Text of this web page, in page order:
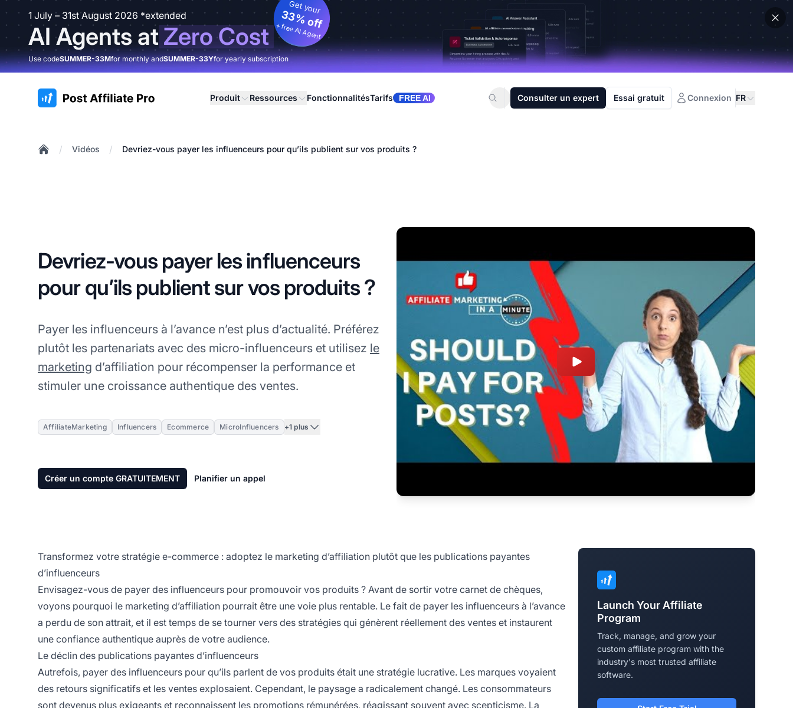
1 July – 31st August 2026 *extended
AI Agents atZero Cost
Get your
33% off
+ free AI Agent
Use codeSUMMER-33Mfor monthly andSUMMER-33Yfor yearly subscription
:site.title Produit Ressources FonctionnalitésTarifs FREE AI Consulter un expert Essai gratuit Connexion FR
/ Vidéos / Devriez-vous payer les influenceurs pour qu’ils publient sur vos produits ?
Devriez-vous payer les influenceurs
pour qu’ils publient sur vos produits ?
Payer les influenceurs à l’avance n’est plus d’actualité. Préférez
plutôt les partenariats avec des micro-influenceurs et utilisez le
marketing d’affiliation pour récompenser la performance et
stimuler une croissance authentique des ventes.
AffiliateMarketing Influencers Ecommerce MicroInfluencers +1 plus
Créer un compte GRATUITEMENT Planifier un appel
Transformez votre stratégie e-commerce : adoptez le marketing d’affiliation plutôt que les publications payantes
d’influenceurs
Envisagez-vous de payer des influenceurs pour promouvoir vos produits ? Avant de sortir votre carnet de chèques,
voyons pourquoi le marketing d’affiliation pourrait être une voie plus rentable. Le fait de payer les influenceurs à l’avance
a perdu de son attrait, et il est temps de se tourner vers des stratégies qui génèrent réellement des ventes et instaurent
une confiance authentique auprès de votre audience.
Le déclin des publications payantes d’influenceurs
Autrefois, payer des influenceurs pour qu’ils parlent de vos produits était une stratégie lucrative. Les marques voyaient
des retours significatifs et les ventes explosaient. Cependant, le paysage a radicalement changé. Les consommateurs
sont devenus plus exigeants et reconnaissent les promotions rémunérées, réagissant souvent avec scepticisme. La
Launch Your Affiliate
Program
Track, manage, and grow your
custom affiliate program with the
industry's most trusted affiliate
software.